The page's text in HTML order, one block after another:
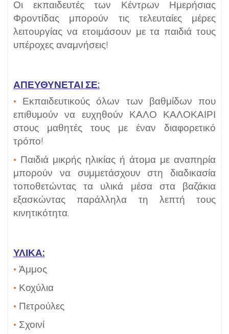
Οι εκπαιδευτές των Κέντρων Ημερήσιας
Φροντίδας μπορούν τις τελευταίες μέρες
λειτουργίας να ετοιμάσουν με τα παιδιά τους
υπέροχες αναμνήσεις!
ΑΠΕΥΘΥΝΕΤΑΙ ΣΕ:
• Εκπαιδευτικούς όλων των βαθμίδων που
επιθυμούν να ευχηθούν ΚΑΛΟ ΚΑΛΟΚΑΙΡΙ
στους μαθητές τους με έναν διαφορετικό
τρόπο!
• Παιδιά μικρής ηλικίας ή άτομα με αναπηρία
μπορούν να συμμετάσχουν στη διαδικασία
τοποθετώντας τα υλικά μέσα στα βαζάκια
εξασκώντας παράλληλα τη λεπτή τους
κινητικότητα.
ΥΛΙΚΑ:
• Άμμος
• Κοχύλια
• Πετρούλες
• Σχοινί